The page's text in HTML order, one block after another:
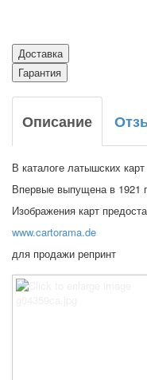
Доставка
Гарантия
Описание
В каталоге латышских
Впервые выпущена в 1921
Изображения карт
www.cartorama.de
для продажи репринт